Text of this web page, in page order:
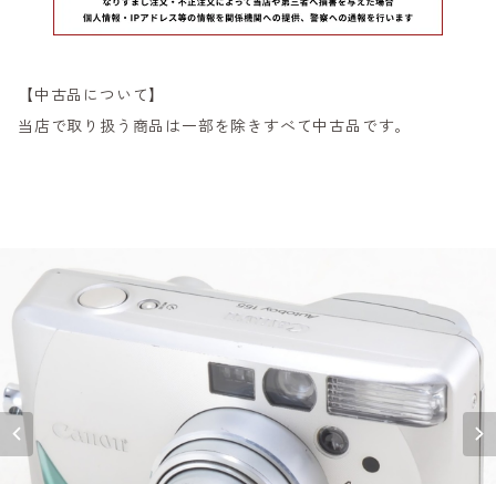
【中古品について】
当店で取り扱う商品は一部を除きすべて中古品です。